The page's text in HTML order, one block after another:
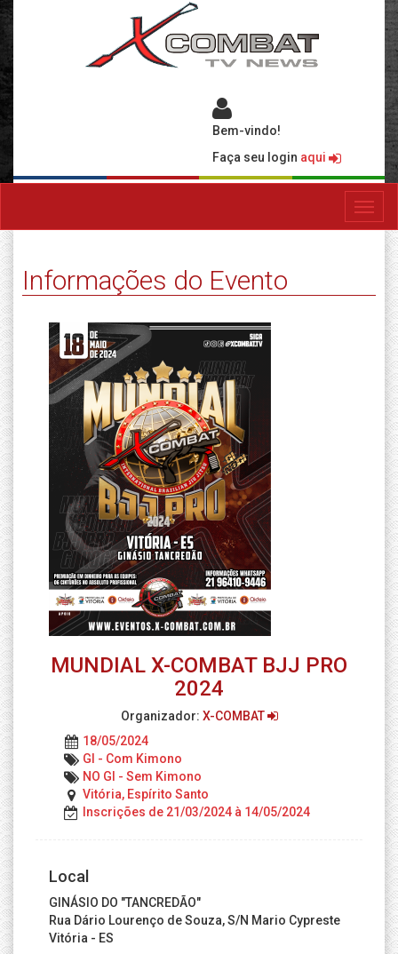
Bem-vindo!
Faça seu login aqui
Informações do Evento
MUNDIAL X-COMBAT BJJ PRO
2024
Organizador: X-COMBAT
18/05/2024
GI - Com Kimono
NO GI - Sem Kimono
Vitória, Espírito Santo
Inscrições de 21/03/2024 à 14/05/2024
Local
GINÁSIO DO "TANCREDÃO"
Rua Dário Lourenço de Souza, S/N Mario Cypreste
Vitória - ES